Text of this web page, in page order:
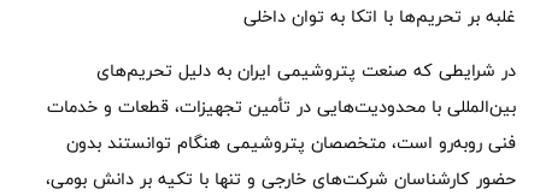
غلبه بر تحریم‌ها با اتکا به توان داخلی
در شرایطی که صنعت پتروشیمی ایران به دلیل تحریم‌های
بین‌المللی با محدودیت‌هایی در تأمین تجهیزات، قطعات و خدمات
فنی روبه‌رو است، متخصصان پتروشیمی هنگام توانستند بدون
حضور کارشناسان شرکت‌های خارجی و تنها با تکیه بر دانش بومی،